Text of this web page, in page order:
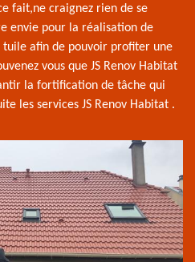
fait,ne craignez rien de se
envie pour la réalisation de
afin de pouvoir profiter une
vous que JS Renov Habitat
la fortification de tâche qui
les services JS Renov Habitat .